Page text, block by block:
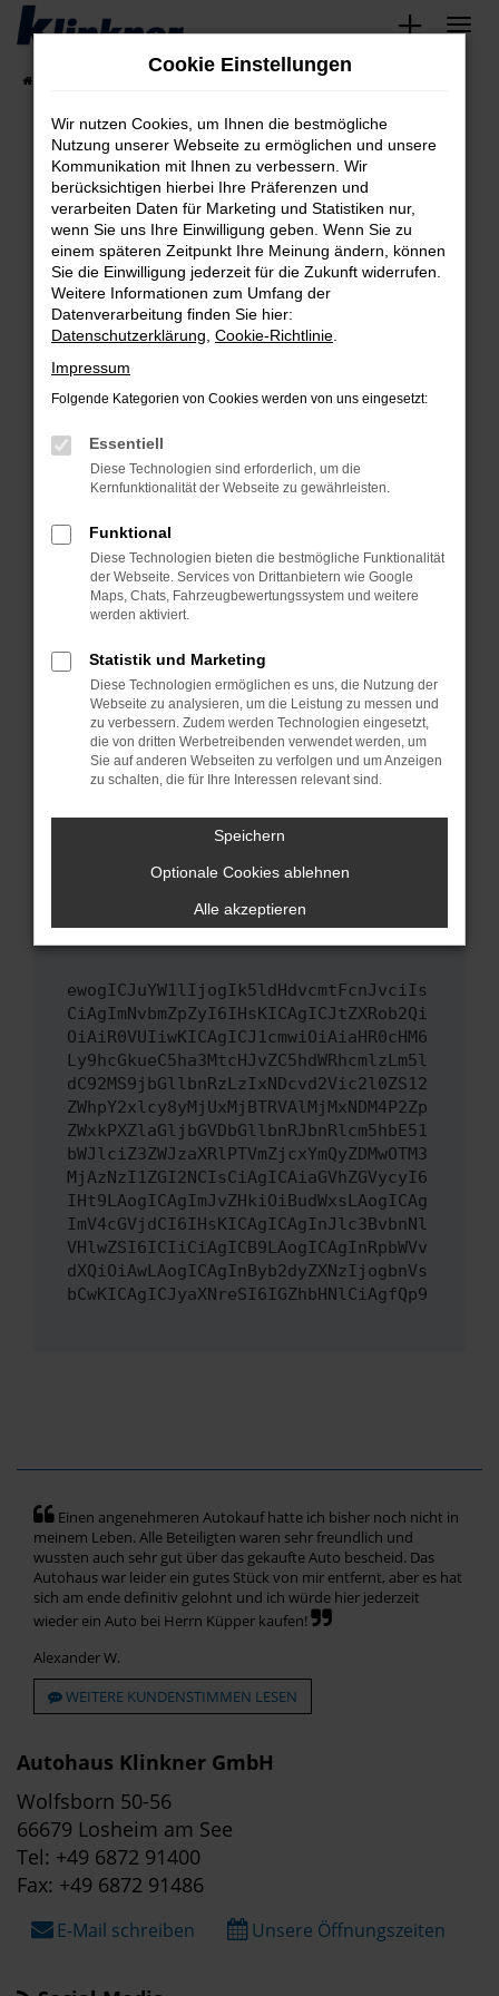
Zum
springen
Fehler: Network Error
Beim Laden ist ein Fehler aufgetreten.
Hier sind ein paar Tipps, die dir helfen können:
Überprüfe deine Firewall und deine
Internetverbindung.
Laden andere Webseiten, zum Beispiel deine
Suchmaschine?
Prüfe deine Browsererweiterungen.
können das Laden bestimmter Seiten
verhindern. Funktioniert die Seite in einem
anderen Browser oder in einem privaten
Starte dein Gerät neu.
Das kann manchmal helfen, vorübergehende
Probleme zu beheben.
Betriebssystem auf dem neuesten Stand
sind.
Veraltete Software birgt nicht nur ein
Sicherheitsrisiko, sondern kann auch dazu
führen, dass bestimmte Funktionen nicht mehr
unterstützt werden.
Wende dich an den Webseitenbetreiber.
Wenn du alle oben genannten Schritte versucht
hast, kontaktiere uns bitte. Wir werden
versuchen, das Problem zu beheben. Du kannst
uns diesen Text schicken, um uns bei der
ewogICJuYW1lIjogIk5ldHdvcmtFcnJvciIs
CiAgImNvbmZpZyI6IHsKICAgICJtZXRob2Qi
OiAiR0VUIiwKICAgICJ1cmwiOiAiaHR0cHM6
Ly9hcGkueC5ha3MtcHJvZC5hdWRhcmlzLm5l
dC92MS9jbGllbnRzLzIxNDcvd2Vic2l0ZS12
ZWhpY2xlcy8yMjUxMjBTRVAlMjMxNDM4P2Zp
ZWxkPXZlaGljbGVDbGllbnRJbnRlcm5hbE51
bWJlciZ3ZWJzaXRlPTVmZjcxYmQyZDMwOTM3
MjAzNzI1ZGI2NCIsCiAgICAiaGVhZGVycyI6
IHt9LAogICAgImJvZHkiOiBudWxsLAogICAg
ImV4cGVjdCI6IHsKICAgICAgInJlc3BvbnNl
VHlwZSI6ICIiCiAgICB9LAogICAgInRpbWVv
dXQiOiAwLAogICAgInByb2dyZXNzIjogbnVs
bCwKICAgICJyaXNreSI6IGZhbHNlCiAgfQp9
Einen angenehmeren Autokauf hatte ich bisher noch nicht in
meinem Leben. Alle Beteiligten waren sehr freundlich und
wussten auch sehr gut über das gekaufte Auto bescheid. Das
Autohaus war leider ein gutes Stück von mir entfernt, aber es hat
sich am ende definitiv gelohnt und ich würde hier jederzeit
wieder ein Auto bei Herrn Küpper kaufen!
Alexander W.
WEITERE KUNDENSTIMMEN LESEN
Autohaus Klinkner GmbH
Wolfsborn 50-56
66679 Losheim am See
Tel: +49 6872 91400
Fax: +49 6872 91486
E-Mail schreiben Unsere Öffnungszeiten
Cookie Einstellungen
Wir nutzen Cookies, um Ihnen die bestmögliche
Nutzung unserer Webseite zu ermöglichen und unsere
Kommunikation mit Ihnen zu verbessern. Wir
berücksichtigen hierbei Ihre Präferenzen und
verarbeiten Daten für Marketing und Statistiken nur,
wenn Sie uns Ihre Einwilligung geben. Wenn Sie zu
einem späteren Zeitpunkt Ihre Meinung ändern, können
Sie die Einwilligung jederzeit für die Zukunft widerrufen.
Weitere Informationen zum Umfang der
Datenverarbeitung finden Sie hier:
Datenschutzerklärung Cookie-Richtlinie
Impressum
Folgende Kategorien von Cookies werden von uns eingesetzt:
Essentiell
Diese Technologien sind erforderlich, um die
Kernfunktionalität der Webseite zu gewährleisten.
Funktional
Diese Technologien bieten die bestmögliche Funktionalität
der Webseite. Services von Drittanbietern wie Google
Maps, Chats, Fahrzeugbewertungssystem und weitere
werden aktiviert.
Statistik und Marketing
Diese Technologien ermöglichen es uns, die Nutzung der
Webseite zu analysieren, um die Leistung zu messen und
zu verbessern. Zudem werden Technologien eingesetzt,
die von dritten Werbetreibenden verwendet werden, um
Sie auf anderen Webseiten zu verfolgen und um Anzeigen
zu schalten, die für Ihre Interessen relevant sind.
Speichern
Optionale Cookies ablehnen
Alle akzeptieren